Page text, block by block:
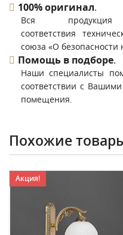
100% оригинал.
Вся
соответствия
союза «О безопасности
Помощь в подборе.
Наши специалисты
соответствии с
помещения.
Похожие
Акция!